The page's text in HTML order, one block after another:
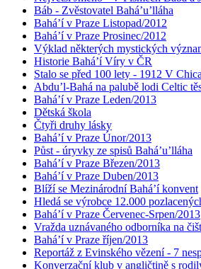
Báb - Zvěstovatel Bahá’u’lláha
Bahá’í v Praze Listopad/2012
Bahá’í v Praze Prosinec/2012
Výklad některých mystických
Historie Bahá’í Víry v ČR
Stalo se před 100 lety - 1912 V
Abdu’l-Bahá na palubě lodi Celtic
Bahá’í v Praze Leden/2013
Dětská škola
Čtyři druhy lásky
Bahá’í v Praze Únor/2013
Půst - úryvky ze spisů Bahá’u’lláha
Bahá’í v Praze Březen/2013
Bahá’í v Praze Duben/2013
Blíží se Mezinárodní Bahá’í konvent
Hledá se výrobce 12.000
Bahá’í v Praze Červenec-Srpen/2013
Vražda uznávaného odborníka na
Bahá’í v Praze říjen/2013
Reportáž z Evinského vězení - 7
Konverzační klub v angličtině s